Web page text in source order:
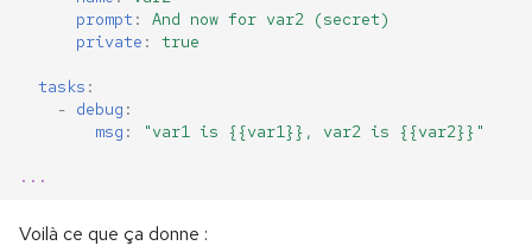
prompt :
And now for var2 (secret)
private : true
tasks :
- debug :
msg : "var1 is {{var1}}, var2 is {{var2}}"
...
Voilà ce que ça donne :